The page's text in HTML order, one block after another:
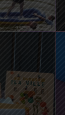
17:30